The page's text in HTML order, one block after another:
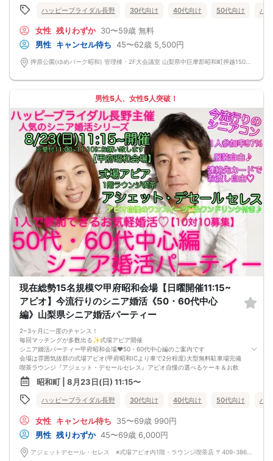
働き盛りで経済力 包容力 優しさの三拍子揃っており、とても頼りになる年齢
層の男性メンバー✨
エアコンの効いた涼しい貸切イベントルームにて気軽にお話ししてみてくださ
い！
各地より素敵なミドルエイジ男女の集まる婚活パーティーです お見逃しなく！
【参加資格】50代男性が主役
男性男性→50~59歳位/上限62歳迄/対象年齢層以下も46歳〜参加OKです
ントルーム開催
「サッカー協会」と書いてある、公園敷地内の管理棟・会館2階の大会議にて開催
毎回マッチング多数出てます♡幸せ会場
【女性に安心ルール】
★マッチングした方同士だけ直接連絡先交換OK
アタックカード[連絡先記入OK]を渡すのはOKです！
※孤立を招くフリータイム無し
※1巡長めor2巡廻り方式開催(当日に参加人数により判断)
【注意事項】
@服装自由♪
@飲食→無し/ミネラルウォーターorお茶のみ1本サービス♪
@現在の人数のお問い合わせは、ルールにて回答出来ないのでご遠慮下さい
@募集人数 MAX12対12締切/最少催行人数2対2以上(疲れない90分目安の運営/最
大2H以内)
※男女比率±2名以内調整・異常な男女比率は御座いません
@中止判断タイミング→イベント当日正午12:00に最少催行人数に達して居ない場
合
【キャンセル規約】
注意事項→オミカレシステム上、よくある「誤って予約した」「予約後すぐにキ
ャンセルした」の理由でもキャンセル料対象だとキャンセル料が発生します。お
間違いがないか日程を今一度ご確認のうえエントリーして下さい
★男性キャンセル規約★
予約後のキャンセルは予約した時点より下記のキャンセル料が発生します
イベント前日3000円/当日5000円
★女性キャンセル規約★
予約後のキャンセルはイベント開催日の3日前迄はキャンセル料無料【例:日曜の
パーティ予約→木曜PM23:59迄は無料】
※女性初参加者様へ→初参加(当社参加履歴無し)よりキャンセルの場合は無料キャ
ンセル期間でもキャンセル料1500円
イベント2日前・前日2000円/当日3000円
ハッピーブライダル長野 30代向け 40代向け 50代向け バ
女性 残りわずか 30〜59歳 無料
男性 キャンセル待ち 45〜62歳 5,500円
押原公園(ゆめパーク昭和) 管理棟・2F大会議室 山梨県中巨摩郡昭和町押越1500-1
男性5人、女性5人突破！
現在総勢15名規模♡甲府昭和会場【日曜開催11:15~
アピオ】今流行りのシニア婚活《50・60代中心
編》山梨県シニア婚活パーティー
2~3ヶ月に一度のチャンス！
毎回マッチングが多数出る✨式場アピア開催
シニア婚活パーティー甲府昭和会場❤️50・60代中心編のご案内です
会場は雰囲気抜群の式場アピオ(甲府昭和ICより車で2分程度)大型無料駐車場完備
喫茶ラウンジ『アジェット・デセールセレス』アピオ自慢の選べるケーキ＆お飲
み物付♪
☆★女性応援キャンペーン☆★
選べるケーキ🍰＆ワンドリンク付き♪ 早割①→🉐な婚活990円です♪
☆★シニア婚活パーティーは気楽に参加できる出逢いのイベントです☆★
男女共に連絡先交換カードにてアプローチ自由です！良いご縁があります様
に。。
1人で気楽に参加できるシニア婚活パーティーです♡♪ 1人参加率95%
初参加の男女様モテ期です♡気楽な気持ちでご参加ください（＾_＾）
シニア婚活は成婚に拘る事なく、お食事相手探し・趣味仲間探しなどお友達探し
昭和町 | 8月23日(日) 11:15〜
ハッピーブライダル長野 30代向け 40代向け 50代向け バ
女性 キャンセル待ち 35〜69歳 990円
男性 残りわずか 45〜69歳 6,000円